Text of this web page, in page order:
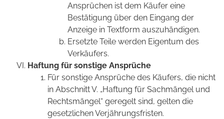
Ansprüchen ist dem Käufer eine
Bestätigung über den Eingang der
Anzeige in Textform auszuhändigen.
Ersetzte Teile werden Eigentum des
Verkäufers.
Haftung für sonstige Ansprüche
Für sonstige Ansprüche des Käufers, die nicht
in Abschnitt V. „Haftung für Sachmängel und
Rechtsmängel“ geregelt sind, gelten die
gesetzlichen Verjährungsfristen.